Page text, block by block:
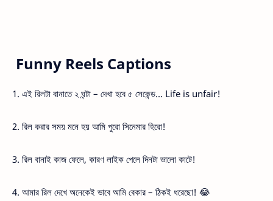
Funny Reels Captions
1. এই রিলটা বানাতে ২ ঘন্টা – দেখা হবে ৫ সেকেন্ড… Life is unfair!
2. রিল করার সময় মনে হয় আমি পুরো সিনেমার হিরো!
3. রিল বানাই কাজ ফেলে, কারণ লাইক পেলে দিনটা ভালো কাটে!
4. আমার রিল দেখে অনেকেই ভাবে আমি বেকার – ঠিকই ধরেছো! 😂